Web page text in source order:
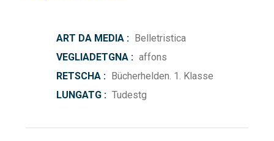
ART DA MEDIA : Belletristica
VEGLIADETGNA : affons
RETSCHA : Bücherhelden. 1. Klasse
LUNGATG : Tudestg